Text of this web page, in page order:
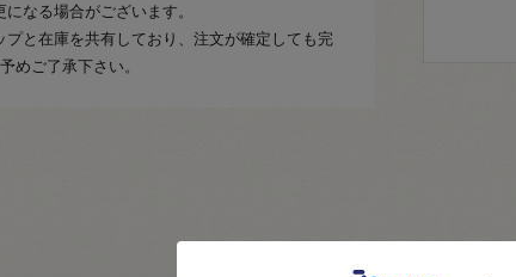
なる場合がございます。
プと在庫を共有しており、注文が確定しても完
めご了承下さい。